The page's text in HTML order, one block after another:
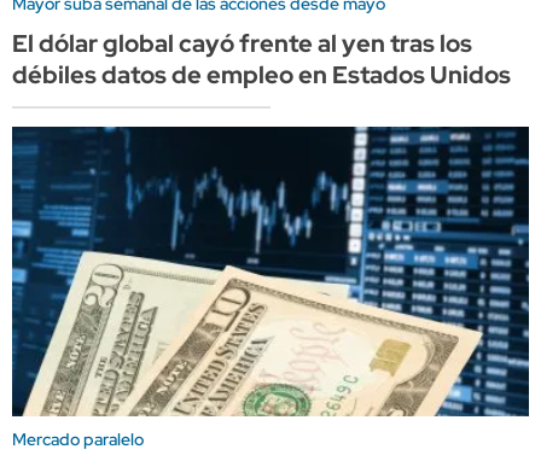
El dólar global cayó frente al yen tras los
débiles datos de empleo en Estados Unidos
Mercado paralelo